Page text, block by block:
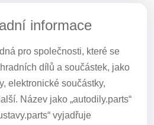
informace
pro společnosti, které se
dílů a součástek, jako
elektronické součástky,
Název jako „autodily.parts“
vyjadřuje